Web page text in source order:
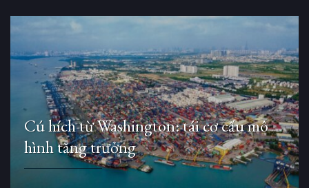
Cú hích từ Washington: tái cơ cấu mô
hình tăng trưởng